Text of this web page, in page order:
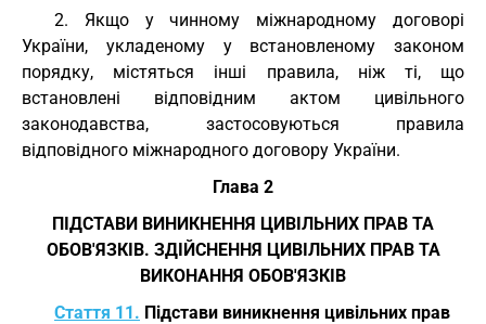
2. Якщо у чинному міжнародному договорі
України, укладеному у встановленому законом
порядку, містяться інші правила, ніж ті, що
встановлені відповідним актом цивільного
законодавства, застосовуються правила
відповідного міжнародного договору України.
Глава 2
ПІДСТАВИ ВИНИКНЕННЯ ЦИВІЛЬНИХ ПРАВ ТА
ОБОВ'ЯЗКІВ. ЗДІЙСНЕННЯ ЦИВІЛЬНИХ ПРАВ ТА
ВИКОНАННЯ ОБОВ'ЯЗКІВ
Стаття 11. Підстави виникнення цивільних прав